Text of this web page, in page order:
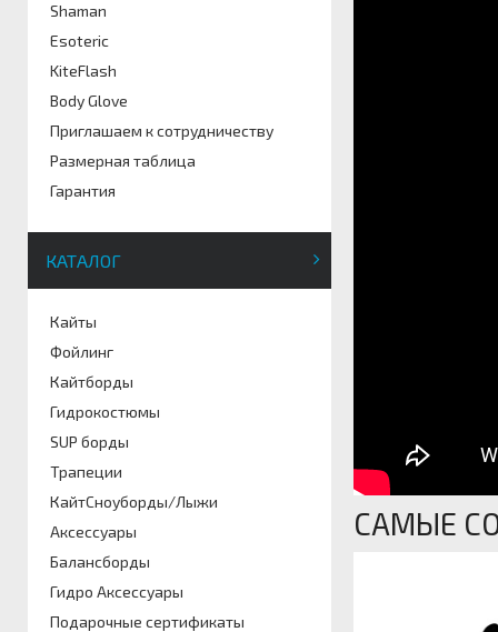
Shaman
Esoteric
KiteFlash
Body Glove
Приглашаем к сотрудничеству
Размерная таблица
Гарантия
КАТАЛОГ
Кайты
Фойлинг
Кайтборды
Гидрокостюмы
SUP борды
Трапеции
КайтСноуборды/Лыжи
Аксессуары
Балансборды
Гидро Аксессуары
Подарочные сертификаты
САМЫЕ